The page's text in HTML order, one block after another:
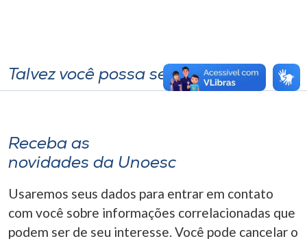
Talvez você possa se interessar
Receba as
novidades da Unoesc
Usaremos seus dados para entrar em contato
com você sobre informações correlacionadas que
podem ser de seu interesse. Você pode cancelar o